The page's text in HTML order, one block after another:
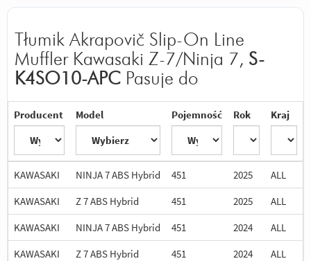
Tłumik Akrapovič Slip-On Line
Muffler Kawasaki Z-7/Ninja 7, S-
K4SO10-APC Pasuje do
Producent Model Pojemność Rok Kraj
KAWASAKI NINJA 7 ABS Hybrid 451 2025
ALL
KAWASAKI
Z 7 ABS Hybrid 451 2025
ALL
KAWASAKI
NINJA 7 ABS Hybrid 451 2024
ALL
KAWASAKI
Z 7 ABS Hybrid 451 2024 ALL